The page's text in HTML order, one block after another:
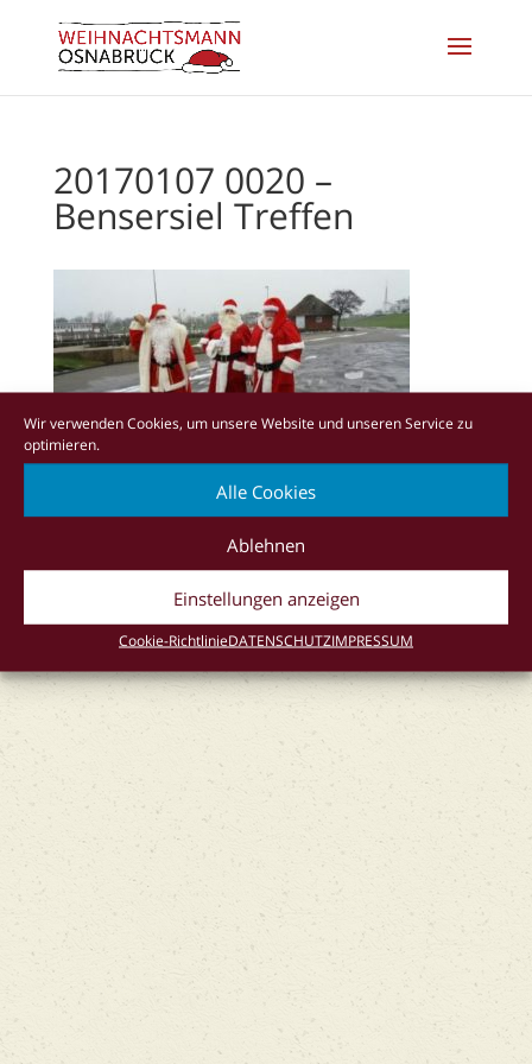
Wir verwenden Cookies, um unsere Website und unseren Service zu
optimieren.
Alle Cookies
Ablehnen
Einstellungen anzeigen
Cookie-RichtlinieDATENSCHUTZIMPRESSUM
20170107 0020 –
Bensersiel Treffen
IMPRESSUM AGB
DATENSCHUTZ
Cookie-Richtlinie (EU)